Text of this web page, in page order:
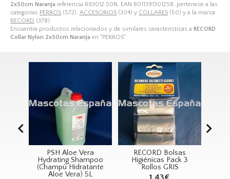
2x50cm Naranja referencia R93012.50N, EAN 8011391301258, pertenece a las
categorías PERROS (572), ACCESORIOS (304) y COLLARES (50) y a la marca
RECORD (378).
Encuentra productos relacionados y de similares características a RECORD
Collar Nylon 2x50cm Naranja en "PERROS".
PSH Aloe Vera
Hydrating Shampoo
(Champú Hidratante
Aloe Vera) 5L
RECORD Bolsas
Higiénicas Pack 3
Rollos GRIS
Spray